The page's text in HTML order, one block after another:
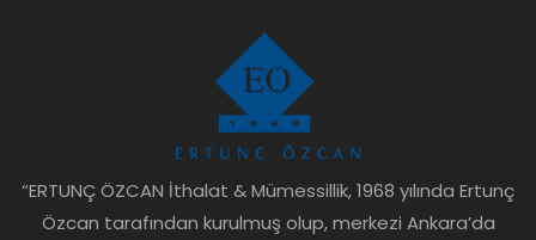
“ERTUNÇ ÖZCAN İthalat & Mümessillik, 1968 yılında Ertunç
Özcan tarafından kurulmuş olup, merkezi Ankara’da